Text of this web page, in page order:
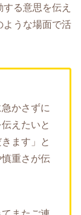
る意思を伝え
ような場面で活
かさずに
えたいと
ます」と
重さが伝